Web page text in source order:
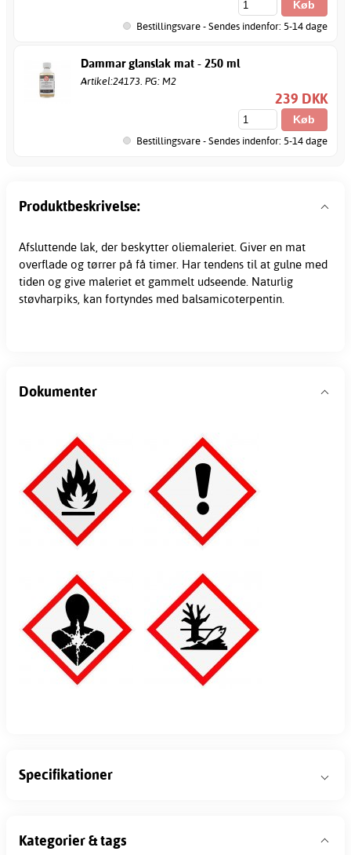
Bestillingsvare - Sendes indenfor: 5-14 dage
Dammar glanslak mat - 250 ml
Artikel:24173. PG: M2
239 DKK
Bestillingsvare - Sendes indenfor: 5-14 dage
Produktbeskrivelse:
Afsluttende lak, der beskytter oliemaleriet. Giver en mat
overflade og tørrer på få timer. Har tendens til at gulne med
tiden og give maleriet et gammelt udseende. Naturlig
støvharpiks, kan fortyndes med balsamicoterpentin.
Dokumenter
Specifikationer
Kategorier & tags